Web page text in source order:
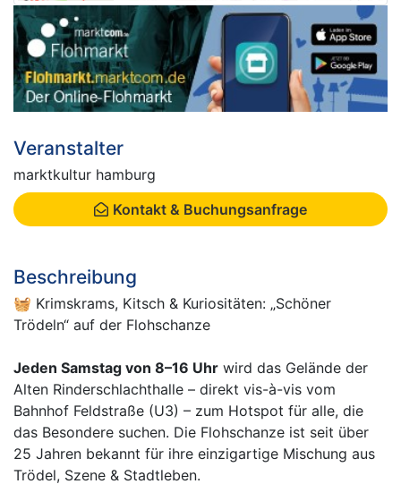
Veranstalter
marktkultur hamburg
Kontakt & Buchungsanfrage
Beschreibung
🧺 Krimskrams, Kitsch & Kuriositäten: „Schöner
Trödeln“ auf der Flohschanze
Jeden Samstag von 8–16 Uhr wird das Gelände der
Alten Rinderschlachthalle – direkt vis-à-vis vom
Bahnhof Feldstraße (U3) – zum Hotspot für alle, die
das Besondere suchen. Die Flohschanze ist seit über
25 Jahren bekannt für ihre einzigartige Mischung aus
Trödel, Szene & Stadtleben.